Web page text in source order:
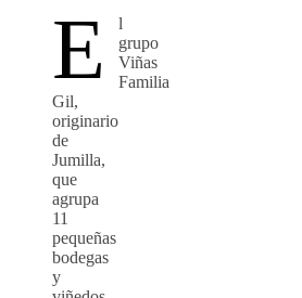
E
l
grupo
Viñas
Familia
Gil,
originario
de
Jumilla,
que
agrupa
11
pequeñas
bodegas
y